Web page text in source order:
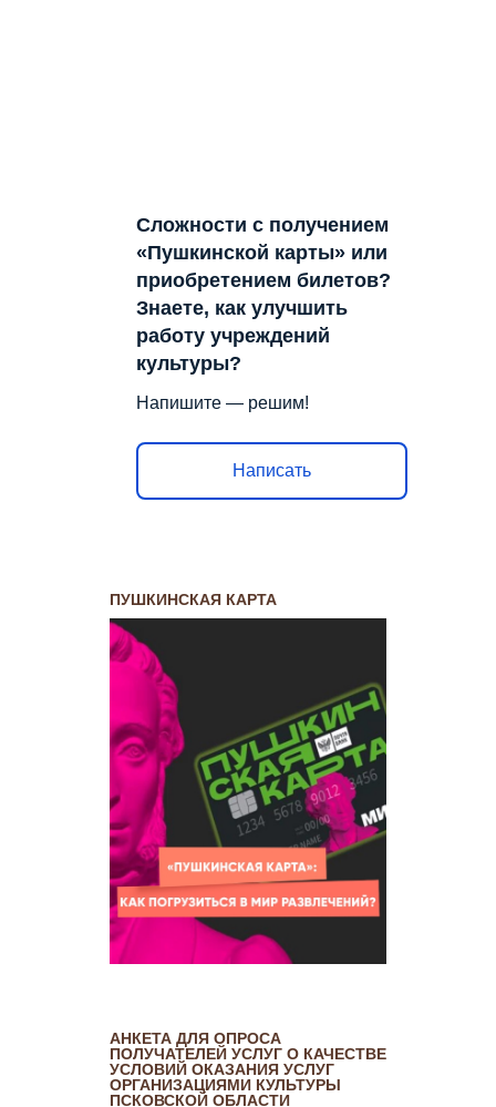
Сложности с получением
«Пушкинской карты» или
приобретением билетов?
Знаете, как улучшить
работу учреждений
культуры?
Напишите — решим!
Написать
ПУШКИНСКАЯ КАРТА
АНКЕТА ДЛЯ ОПРОСА
ПОЛУЧАТЕЛЕЙ УСЛУГ О КАЧЕСТВЕ
УСЛОВИЙ ОКАЗАНИЯ УСЛУГ
ОРГАНИЗАЦИЯМИ КУЛЬТУРЫ
ПСКОВСКОЙ ОБЛАСТИ